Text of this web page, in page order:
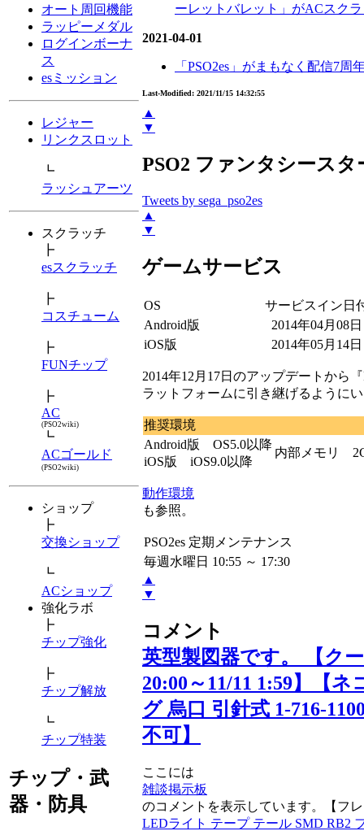
オート周回機能
ラッピーメダル
ログインボーナ
ス
esミッション
レジャー
リンクスロット
┗
ラッシュアーツ
スクラッチ
┣
esスクラッチ
┣
コスチューム
┣
FUNチップ
┣
AC
(PSO2wiki)
┗
ACゴールド
(PSO2wiki)
ショップ
┣
交換ショップ
┗
ACショップ
強化ラボ
┣
チップ強化
┣
チップ解放
┗
チップ特装
チップ・武
器・防具
ーレットバレット」がACスク
2021-04-01
「PSO2es」がまもなく配信7
Last-Modified: 2021/11/15 14:32:55
▲
▼
PSO2 ファンタシース
Tweets by sega_pso2es
▲
▼
ゲームサービス
OS
サービスイン日
Android版
2014年04月08日
iOS版
2014年05月14日
2014年12月17日のアップデートから
ラットフォームに引き継げるように
推奨環境
Android版 OS5.0以降
iOS版 iOS9.0以降
内部メモリ
動作環境
も参照。
PSO2es 定期メンテナンス
毎週水曜日 10:55 ～ 17:30
▲
▼
コメント
英型製図器です。 【ク
20:00～11/11 1:59】【
グ 烏口 引針式 1-716-
不可】
ここには
雑談掲示板
のコメントを表示しています。【フ
LEDライト テープ テール SMD RB2